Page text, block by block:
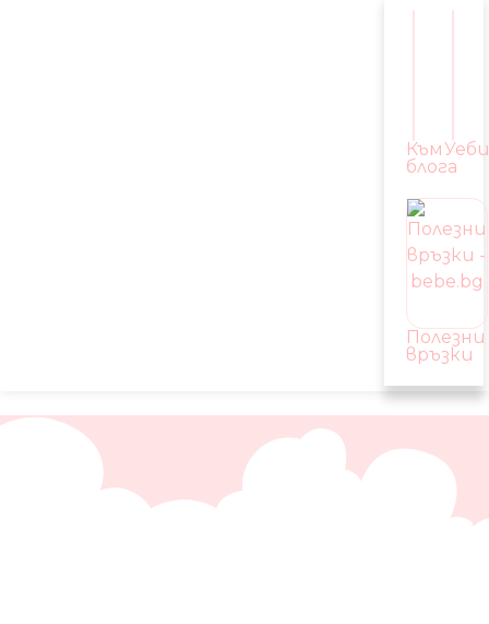
Към
блога
Полезни
връзки